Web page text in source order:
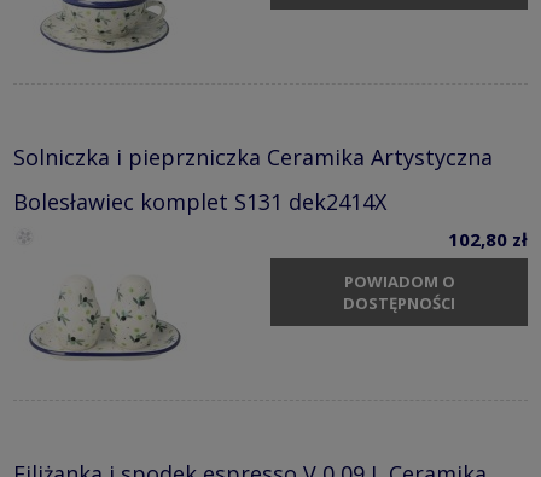
Solniczka i pieprzniczka Ceramika Artystyczna
Bolesławiec komplet S131 dek2414X
102,80 zł
POWIADOM O
DOSTĘPNOŚCI